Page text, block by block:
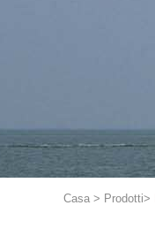
Casa > Prodotti>